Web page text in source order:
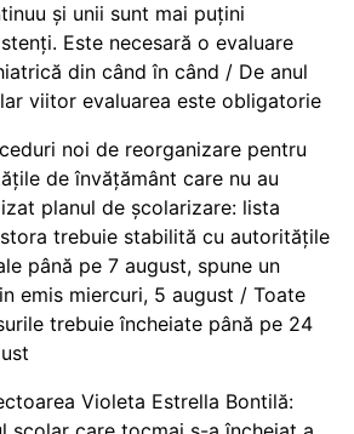
și unii sunt mai puțini
Este necesară o evaluare
din când în când / De anul
viitor evaluarea este obligatorie
noi de reorganizare pentru
de învățământ care nu au
planul de școlarizare: lista
trebuie stabilită cu autoritățile
până pe 7 august, spune un
emis miercuri, 5 august / Toate
trebuie încheiate până pe 24
Violeta Estrella Bontilă: